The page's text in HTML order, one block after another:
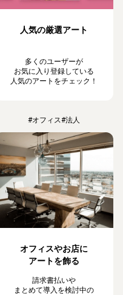
人気の厳選アート
多くのユーザーが
お気に入り登録している
人気のアートをチェック！
#オフィス#法人
オフィスやお店に
アートを飾る
請求書払いや
まとめて導入を検討中の